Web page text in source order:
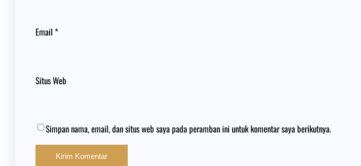
Email *
Situs Web
Simpan nama, email, dan situs web saya pada peramban ini untuk komentar saya berikutnya.